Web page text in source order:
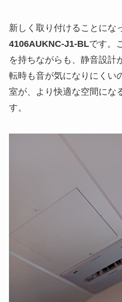
新しく取り付けることにな
4106AUKNC-J1-BLです。
を持ちながらも、静音設計
転時も音が気になりにくい
室が、より快適な空間にな
す。